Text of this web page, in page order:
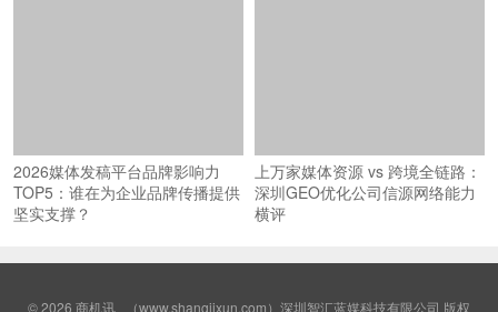
2026媒体发稿平台品牌影响力
TOP5：谁在为企业品牌传播提供
坚实支撑？
上万家媒体资源 vs 跨境全链路：
深圳GEO优化公司信源网络能力
横评
© 2026 商机讯 （www.shangjixun.com）深圳智汇蓝媒科技有限公司 版权